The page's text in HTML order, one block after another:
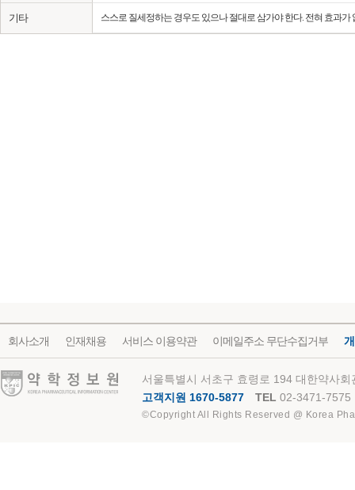
기타 스스로 질세정하는 경우도 있으나 절대로 삼가야 한다. 전혀 효과
회사소개 인재채용 서비스 이용약관 이메일주소 무단수집거부
약학정보원
서울특별시 서초구 효령로 194 대한약사
고객지원 1670-5877
TEL 02-3471-7575
©Copyright All Rights Reserved @ Korea